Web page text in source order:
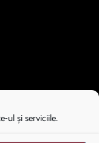
ul și serviciile.